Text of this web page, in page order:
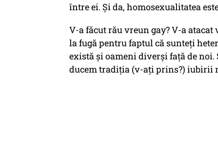
între ei. Și da, homosexualitatea
V-a făcut rău vreun gay? V-a
la fugă pentru faptul că sunteți
există și oameni diverși față de
ducem tradiția (v-ați prins?) iubirii